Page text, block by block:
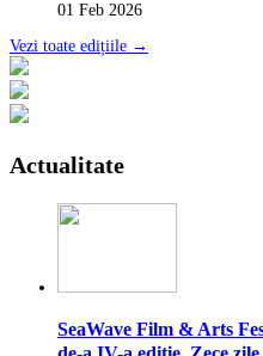
01 Feb 2026
Vezi toate edițiile →
Actualitate
SeaWave Film & Arts